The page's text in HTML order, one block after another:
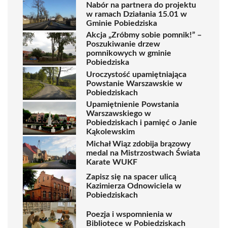
Nabór na partnera do projektu
w ramach Działania 15.01 w
Gminie Pobiedziska
Akcja „Zróbmy sobie pomnik!” –
Poszukiwanie drzew
pomnikowych w gminie
Pobiedziska
Uroczystość upamiętniająca
Powstanie Warszawskie w
Pobiedziskach
Upamiętnienie Powstania
Warszawskiego w
Pobiedziskach i pamięć o Janie
Kąkolewskim
Michał Wiąz zdobija brązowy
medal na Mistrzostwach Świata
Karate WUKF
Zapisz się na spacer ulicą
Kazimierza Odnowiciela w
Pobiedziskach
Poezja i wspomnienia w
Bibliotece w Pobiedziskach